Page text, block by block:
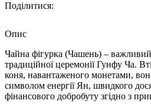
Поділитися:
Опис
Чайна фігурка (Чашень) –
традиційної церемонії Гунфу Ча.
коня, навантаженого монетами,
символом енергії Ян, швидкого
фінансового добробуту згідно з